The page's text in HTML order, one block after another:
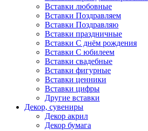
Вставки любовные
Вставки Поздравляем
Вставки Поздравляю
Вставки праздничные
Вставки С днём рождения
Вставки С юбилеем
Вставки свадебные
Вставки фигурные
Вставки ценники
Вставки цифры
Другие вставки
Декор, сувениры
Декор акрил
Декор бумага